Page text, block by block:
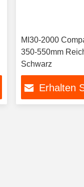
MI30-2000
350-550mm
Schwarz
Erhalten